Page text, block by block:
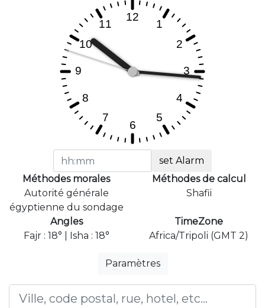
set Alarm
Méthodes morales
Autorité générale
égyptienne du sondage
Méthodes de calcul
Shafii
Angles
Fajr : 18° | Isha : 18°
TimeZone
Africa/Tripoli (GMT 2)
Paramètres